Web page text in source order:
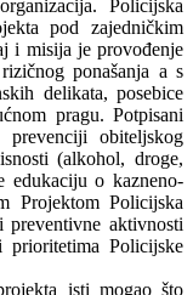
Policijska
pod zajedničkim
i misija je provođenje
ponašanja a s
delikata, posebice
pragu. Potpisani
obiteljskog
(alkohol, droge,
edukaciju o kazneno-
Projektom Policijska
aktivnosti
Policijske
isti mogao što